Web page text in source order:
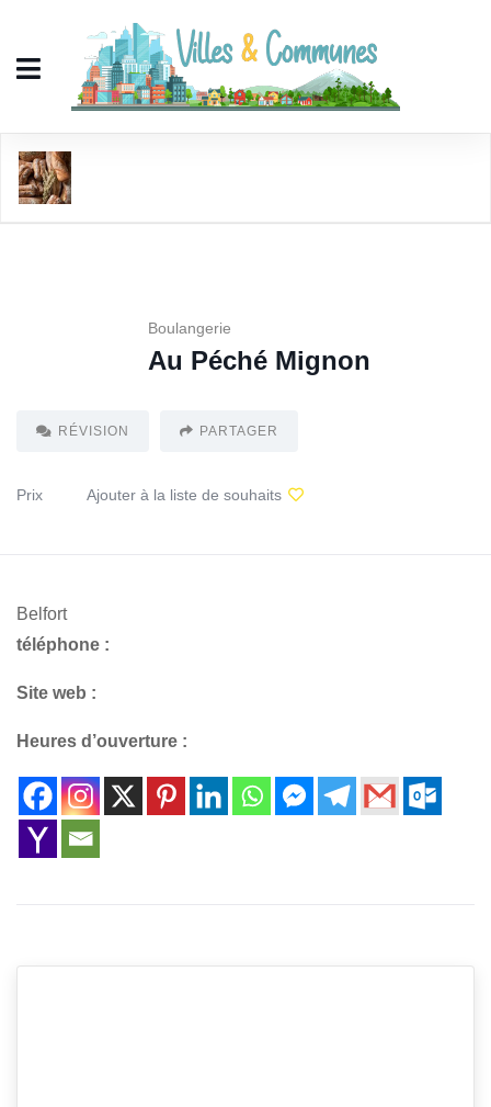
Boulangerie
Au Péché Mignon
RÉVISION PARTAGER
Prix Ajouter à la liste de souhaits
Belfort
téléphone :
Site web :
Heures d’ouverture :